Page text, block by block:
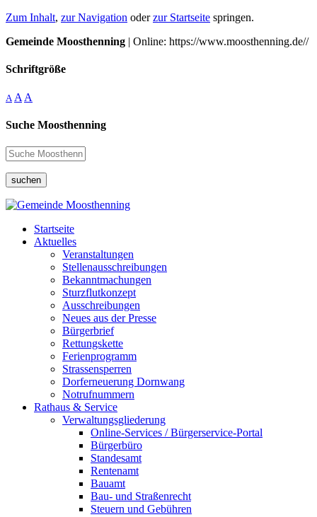
Zum Inhalt, zur Navigation oderzur Startseite springen.
Gemeinde Moosthenning | Online: https://www.moosthenning.de//
Schriftgröße
A A A
Suche Moosthenning
suchen
Startseite
Aktuelles
Veranstaltungen
Stellenausschreibungen
Bekanntmachungen
Sturzflutkonzept
Ausschreibungen
Neues aus der Presse
Bürgerbrief
Rettungskette
Ferienprogramm
Strassensperren
Dorferneuerung Dornwang
Notrufnummern
Rathaus & Service
Verwaltungsgliederung
Online-Services / Bürgerservice-Portal
Bürgerbüro
Standesamt
Rentenamt
Bauamt
Bau- und Straßenrecht
Steuern und Gebühren